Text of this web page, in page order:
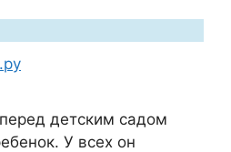
детским садом
У всех он